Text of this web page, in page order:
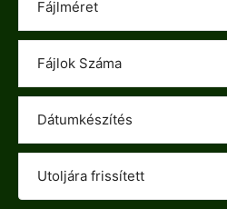
Fájlméret
Fájlok Száma
Dátumkészítés
Utoljára frissített